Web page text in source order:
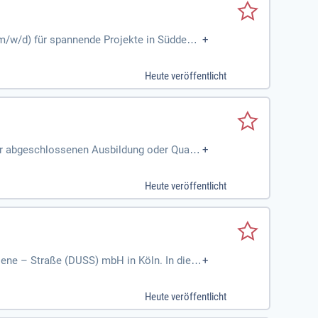
w/d) für spannende Projekte in Süddeuts +
Heute veröffentlicht
Ausbildung oder Qualifi
Wir bieten dir spannende Baus
+
Heute veröffentlicht
– Straße (DUSS) mbH in Köln. In dies
von Ladeeinheiten sicher. Nach
Effizienz zu gewährleisten. Unterstü
+
Heute veröffentlicht